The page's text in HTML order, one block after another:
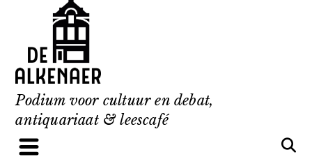
content
Podium voor cultuur en debat,
antiquariaat & leescafé